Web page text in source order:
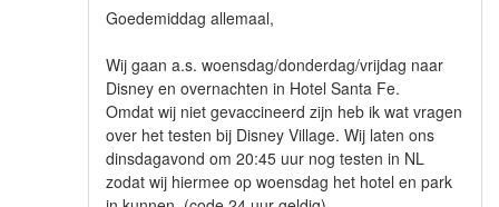
Goedemiddag allemaal,
Wij gaan a.s. woensdag/donderdag/vrijdag naar
Disney en overnachten in Hotel Santa Fe.
Omdat wij niet gevaccineerd zijn heb ik wat vragen
over het testen bij Disney Village. Wij laten ons
dinsdagavond om 20:45 uur nog testen in NL
zodat wij hiermee op woensdag het hotel en park